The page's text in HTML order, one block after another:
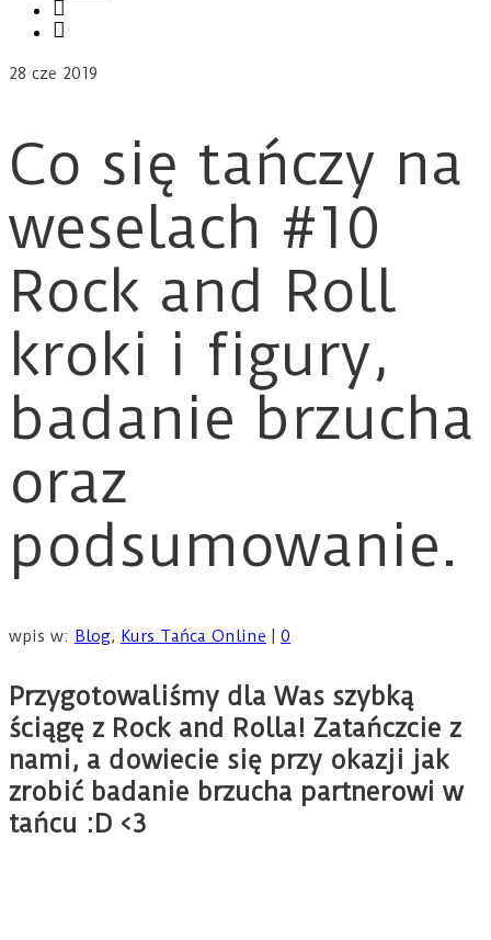
28 cze 2019
Co się tańczy na
weselach #10
Rock and Roll
kroki i figury,
badanie brzucha
oraz
podsumowanie.
wpis w: Blog, Kurs Tańca Online 0
Przygotowaliśmy dla Was szybką
ściągę z Rock and Rolla! Zatańczcie z
nami, a dowiecie się przy okazji jak
zrobić badanie brzucha partnerowi w
tańcu :D <3